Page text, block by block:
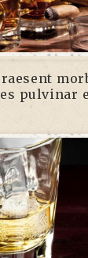
pulvinar